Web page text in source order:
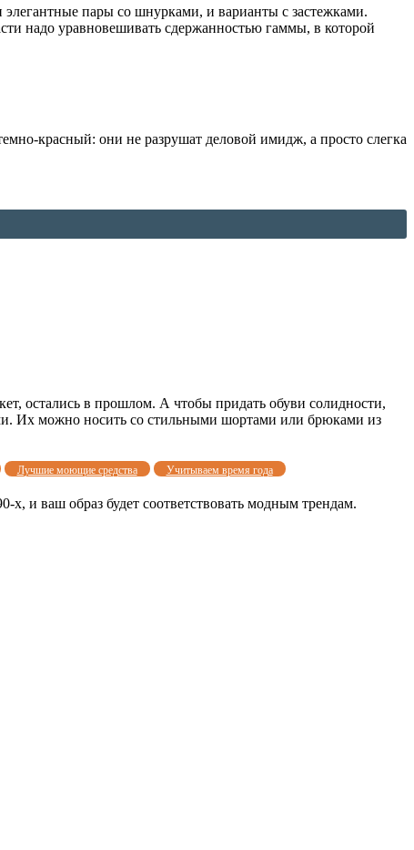
элегантные пары со шнурками, и варианты с застежками.
надо уравновешивать сдержанностью гаммы, в которой
красный: они не разрушат деловой имидж, а просто слегка
остались в прошлом. А чтобы придать обуви солидности,
Их можно носить со стильными шортами или брюками из
Лучшие моющие средства Учитываем время года
и ваш образ будет соответствовать модным трендам.